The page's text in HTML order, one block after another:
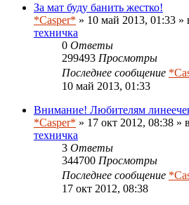
За мат буду банить жестко!
*Casper* » 10 май 2013, 01:33 »
техничка
0 Ответы
299493 Просмотры
Последнее сообщение
10 май 2013, 01:33
Внимание! Любителям
*Casper* » 17 окт 2012, 08:38 »
техничка
3 Ответы
344700 Просмотры
Последнее сообщение
17 окт 2012, 08:38